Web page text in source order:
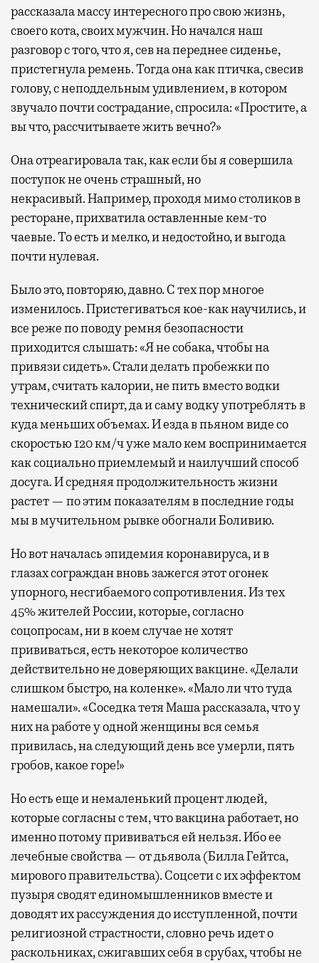
рассказала массу интересного про свою жизнь,
своего кота, своих мужчин. Но начался наш
разговор с того, что я, сев на переднее сиденье,
пристегнула ремень. Тогда она как птичка, свесив
голову, с неподдельным удивлением, в котором
звучало почти сострадание, спросила: «Простите, а
вы что, рассчитываете жить вечно?»
Она отреагировала так, как если бы я совершила
поступок не очень страшный, но
некрасивый. Например, проходя мимо столиков в
ресторане, прихватила оставленные кем-то
чаевые. То есть и мелко, и недостойно, и выгода
почти нулевая.
Было это, повторяю, давно. С тех пор многое
изменилось. Пристегиваться кое-как научились, и
все реже по поводу ремня безопасности
приходится слышать: «Я не собака, чтобы на
привязи сидеть». Стали делать пробежки по
утрам, считать калории, не пить вместо водки
технический спирт, да и саму водку употреблять в
куда меньших объемах. И езда в пьяном виде со
скоростью 120 км/ч уже мало кем воспринимается
как социально приемлемый и наилучший способ
досуга. И средняя продолжительность жизни
растет — по этим показателям в последние годы
мы в мучительном рывке обогнали Боливию.
Но вот началась эпидемия коронавируса, и в
глазах сограждан вновь зажегся этот огонек
упорного, несгибаемого сопротивления. Из тех
45% жителей России, которые, согласно
соцопросам, ни в коем случае не хотят
прививаться, есть некоторое количество
действительно не доверяющих вакцине. «Делали
слишком быстро, на коленке». «Мало ли что туда
намешали». «Соседка тетя Маша рассказала, что у
них на работе у одной женщины вся семья
привилась, на следующий день все умерли, пять
гробов, какое горе!»
Но есть еще и немаленький процент людей,
которые согласны с тем, что вакцина работает, но
именно потому прививаться ей нельзя. Ибо ее
лечебные свойства — от дьявола (Билла Гейтса,
мирового правительства). Соцсети с их эффектом
пузыря сводят единомышленников вместе и
доводят их рассуждения до исступленной, почти
религиозной страстности, словно речь идет о
раскольниках, сжигавших себя в срубах, чтобы не